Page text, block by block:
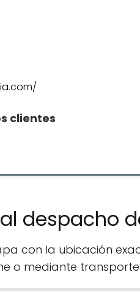
clientes
despacho
con la ubicación
o mediante